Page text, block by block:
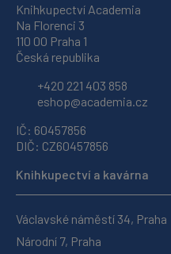
Knihkupectví Academia
Na Florenci 3
110 00 Praha 1
Česká republika
+420 221 403 858
eshop@academia.cz
IČ: 60457856
DIČ: CZ60457856
Knihkupectví a kavárna
Václavské náměstí 34, Praha
Národní 7, Praha